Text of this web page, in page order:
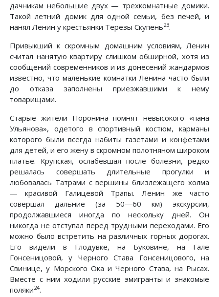
дачникам небольшие двух — трехкомнатные домики.
Такой летний домик для одной семьи, без печей, и
нанял Ленин у крестьянки Терезы Скупень23.
Привыкший к скромным домашним условиям, Ленин
считал нанятую квартиру слишком обширной, хотя из
сообщений современников и из донесений жандармов
известно, что маленькие комнатки Ленина часто были
до отказа заполнены приезжавшими к нему
товарищами.
Старые жители Поронина помнят невысокого «пана
Ульянова», одетого в спортивный костюм, карманы
которого были всегда набиты газетами и конфетами
для детей, и его жену в скромном полотняном широком
платье. Крупская, ослабевшая после болезни, редко
решалась совершать длительные прогулки и
любовалась Татрами с вершины близлежащего холма
— красивой Галицевой Трапы. Ленин же часто
совершал дальние (за 50—60 км) экскурсии,
продолжавшиеся иногда по нескольку дней. Он
никогда не отступал перед трудными переходами. Его
можно было встретить на различных горных дорогах.
Его видели в Глодувке, на Буковине, на Гале
Гонсеницовой, у Черного Става Гонсеницового, на
Свинице, у Морского Ока и Черного Става, на Рысах.
Вместе с ним ходили русские эмигранты и знакомые
поляки24.